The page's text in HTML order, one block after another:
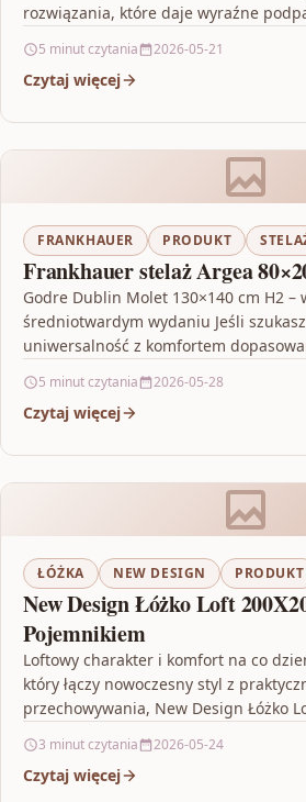
rozwiązania, które daje wyraźne
5 minut czytania 2026-05-21
Czytaj więcej
FRANKHAUER PRODUKT
Frankhauer stelaż Argea
Godre Dublin Molet 130×140 cm H2 –
średniotwardym wydaniu Jeśli
uniwersalność z komfortem
5 minut czytania 2026-05-28
Czytaj więcej
ŁÓŻKA NEW DESIGN PRODUKT
New Design Łóżko Loft
Pojemnikiem
Loftowy charakter i komfort na co
który łączy nowoczesny styl z
przechowywania, New Design Łóżko
3 minut czytania 2026-05-24
Czytaj więcej